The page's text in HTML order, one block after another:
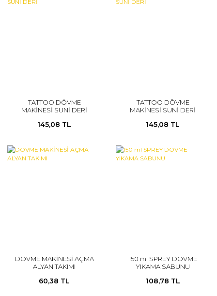
TATTOO DÖVME
MAKİNESİ SUNİ DERİ
145,08 TL
TATTOO DÖVME
MAKİNESİ SUNİ DERİ
145,08 TL
DÖVME MAKİNESİ AÇMA
ALYAN TAKIMI
60,38 TL
150 ml SPREY DÖVME
YIKAMA SABUNU
108,78 TL